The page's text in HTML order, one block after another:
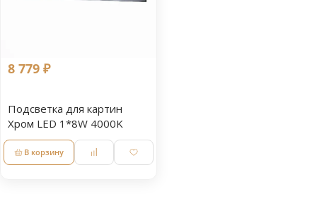
8 779 ₽
Подсветка для картин
Хром LED 1*8W 4000K
В корзину